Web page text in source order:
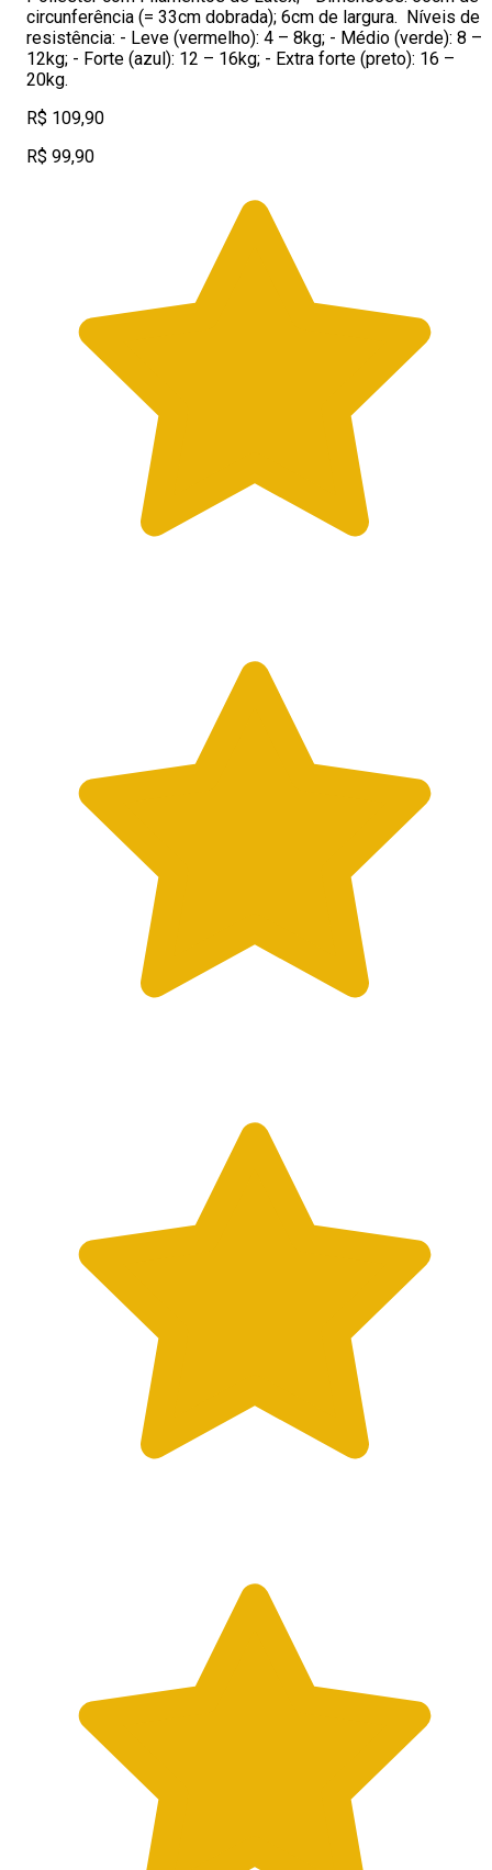
circunferência (= 33cm dobrada); 6cm de largura. Níveis de
resistência: - Leve (vermelho): 4 – 8kg; - Médio (verde): 8 –
12kg; - Forte (azul): 12 – 16kg; - Extra forte (preto): 16 –
20kg.
R$ 109,90
R$ 99,90